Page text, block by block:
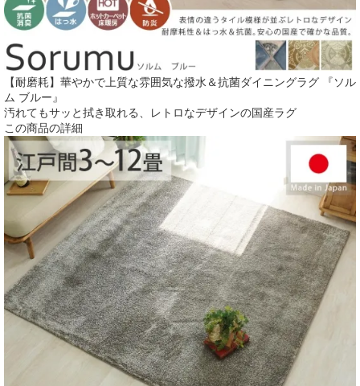
【耐磨耗】華やかで上質な雰囲気な撥水＆抗菌ダイニングラグ 『ソル
ム ブルー』
汚れてもサッと拭き取れる、レトロなデザインの国産ラグ
この商品の詳細